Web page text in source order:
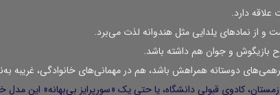
علاقه دارد.
از نمادهای یلدایی مثل هندوانه لذت می‌برد.
بازیگوش و جوان هم داشته باشد.
دوستانه همراهش باشد، هم در مهمانی‌های خانوادگی، غریبه
زمستان، کادوی قبولی دانشگاه، یا حتی یک «سورپرایز بی‌بهانه»